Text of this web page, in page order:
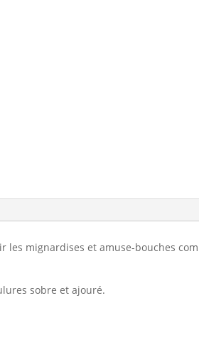
mignardises et amuse-bouches
sobre et ajouré.